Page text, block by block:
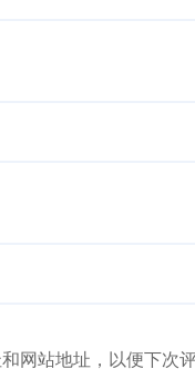
网站地址，以便下次评